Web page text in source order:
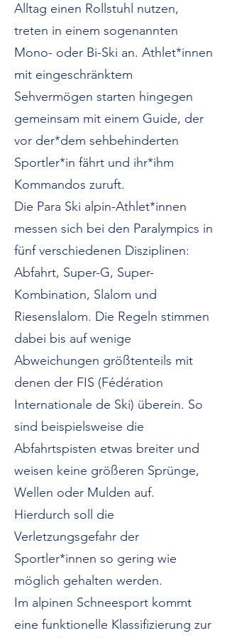
Alltag einen Rollstuhl nutzen,
treten in einem sogenannten
Mono- oder Bi-Ski an. Athlet*innen
mit eingeschränktem
Sehvermögen starten hingegen
gemeinsam mit einem Guide, der
vor der*dem sehbehinderten
Sportler*in fährt und ihr*ihm
Kommandos zuruft.
Die Para Ski alpin-Athlet*innen
messen sich bei den Paralympics in
fünf verschiedenen Disziplinen:
Abfahrt, Super-G, Super-
Kombination, Slalom und
Riesenslalom. Die Regeln stimmen
dabei bis auf wenige
Abweichungen größtenteils mit
denen der FIS (Fédération
Internationale de Ski) überein. So
sind beispielsweise die
Abfahrtspisten etwas breiter und
weisen keine größeren Sprünge,
Wellen oder Mulden auf.
Hierdurch soll die
Verletzungsgefahr der
Sportler*innen so gering wie
möglich gehalten werden.
Im alpinen Schneesport kommt
eine funktionelle Klassifizierung zur